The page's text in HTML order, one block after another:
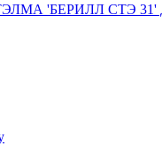
'БЕРИЛЛ СТЭ 31'